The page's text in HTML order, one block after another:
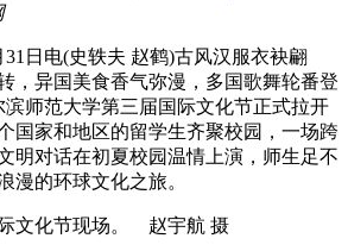
日电(史轶夫 赵鹤)古风汉服衣袂翩
，异国美食香气弥漫，多国歌舞轮番登
师范大学第三届国际文化节正式拉开
国家和地区的留学生齐聚校园，一场跨
明对话在初夏校园温情上演，师生足不
漫的环球文化之旅。
文化节现场。 赵宇航 摄